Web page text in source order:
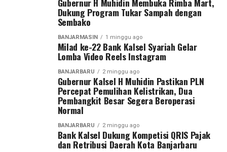
mampu menjaring talenta-talenta muda terbaik.
“Karena kita baru berdiri sekitar satu tahun dan
memiliki dua wilayah, yaitu Kalimantan Tengah dan
Kalimantan Selatan. Oleh karena itu, kami menggelar
turnamen sepak bola ini untuk mencari bibit-bibit anak
muda dari kedua provinsi tersebut,” ujar Pangdam Zainal
Pangdam menegaskan sepak bola bukan hanya olahraga
yang paling digemari masyarakat, tetapi juga sarana
membentuk karakter generasi muda melalui nilai
Dukung Program Tukar Sampah dengan
Sembako
BANJARMASIN 1 minggu ago
Milad ke-22 Bank Kalsel Syariah Gelar
Lomba Video Reels Instagram
BANJARBARU 2 minggu ago
Gubernur Kalsel H Muhidin Pastikan PLN
Percepat Pemulihan Kelistrikan, Dua
Pembangkit Besar Segera Beroperasi
Normal
BANJARBARU 2 minggu ago
Bank Kalsel Dukung Kompetisi QRIS Pajak
dan Retribusi Daerah Kota Banjarbaru